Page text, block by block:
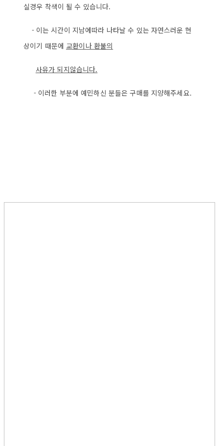
실경우 착색이 될 수 있습니다.
- 이는 시간이 지남에따라 나타날 수 있는 자연스러운 현
상이기 때문에 교환이나 환불의
사유가 되지않습니다.
- 이러한 부분에 예민하신 분들은 구매를 지양해주세요.